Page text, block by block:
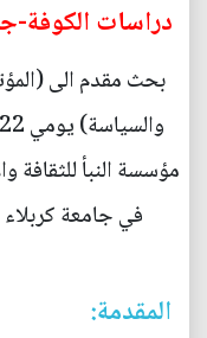
دراسات الكوفة-
بحث مقدم الى
مؤسسة النبأ للثقافة
في جامعة كربلاء
المقدمة: